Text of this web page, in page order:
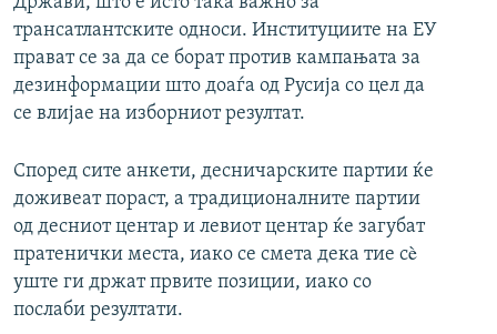
трансатлантските односи. Институциите на ЕУ
прават се за да се борат против кампањата за
дезинформации што доаѓа од Русија со цел да
се влијае на изборниот резултат.
Според сите анкети, десничарските партии ќе
доживеат пораст, а традиционалните партии
од десниот центар и левиот центар ќе загубат
пратенички места, иако се смета дека тие сè
уште ги држат првите позиции, иако со
послаби резултати.